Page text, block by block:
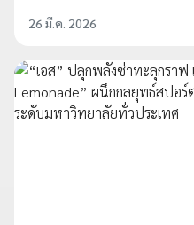
26 มี.ค. 2026